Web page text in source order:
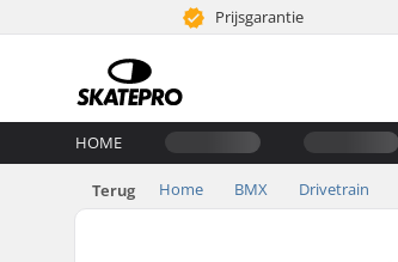
Prijsgarantie
HOME
Terug Home BMX Drivetrain